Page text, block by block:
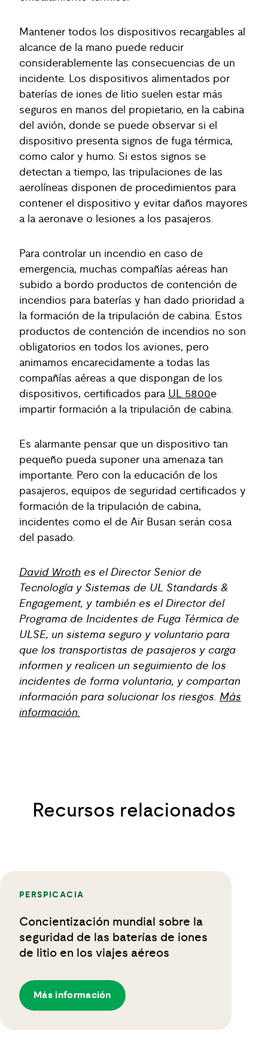
Mantener todos los dispositivos recargables al
alcance de la mano puede reducir
considerablemente las consecuencias de un
incidente. Los dispositivos alimentados por
baterías de iones de litio suelen estar más
seguros en manos del propietario, en la cabina
del avión, donde se puede observar si el
dispositivo presenta signos de fuga térmica,
como calor y humo. Si estos signos se
detectan a tiempo, las tripulaciones de las
aerolíneas disponen de procedimientos para
contener el dispositivo y evitar daños mayores
a la aeronave o lesiones a los pasajeros.
Para controlar un incendio en caso de
emergencia, muchas compañías aéreas han
subido a bordo productos de contención de
incendios para baterías y han dado prioridad a
la formación de la tripulación de cabina. Estos
productos de contención de incendios no son
obligatorios en todos los aviones, pero
animamos encarecidamente a todas las
compañías aéreas a que dispongan de los
dispositivos, certificados para UL 5800e
impartir formación a la tripulación de cabina.
Es alarmante pensar que un dispositivo tan
pequeño pueda suponer una amenaza tan
importante. Pero con la educación de los
pasajeros, equipos de seguridad certificados y
formación de la tripulación de cabina,
incidentes como el de Air Busan serán cosa
del pasado.
David Wroth es el Director Senior de
Tecnología y Sistemas de UL Standards &
Engagement, y también es el Director del
Programa de Incidentes de Fuga Térmica de
ULSE, un sistema seguro y voluntario para
que los transportistas de pasajeros y carga
informen y realicen un seguimiento de los
incidentes de forma voluntaria, y compartan
información para solucionar los riesgos. Más
información.
Recursos relacionados
PERSPICACIA
Concientización mundial sobre la
seguridad de las baterías de iones
de litio en los viajes aéreos
Más información